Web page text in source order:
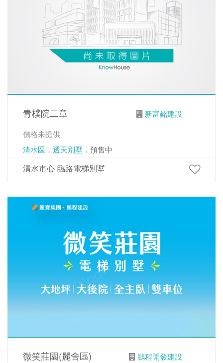
青樸院二章
新富銘建設
價格未提供
清水區 ． 透天別墅 ．預售中
清水市心 臨路電梯別墅
微笑莊園(麗舍區)
鵬程開發建設